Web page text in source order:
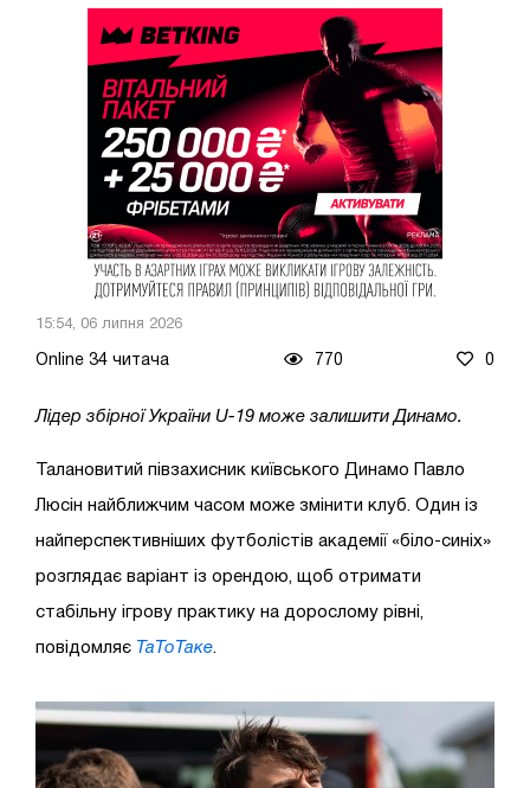
15:54, 06 липня 2026
Online 34 читача 770 0
Лідер збірної України U-19 може залишити Динамо.
Талановитий півзахисник київського Динамо Павло
Люсін найближчим часом може змінити клуб. Один із
найперспективніших футболістів академії «біло-синіх»
розглядає варіант із орендою, щоб отримати
стабільну ігрову практику на дорослому рівні,
повідомляє ТаТоТаке